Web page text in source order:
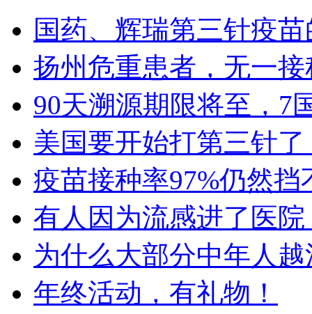
国药、辉瑞第三针疫
扬州危重患者，无一
90天溯源期限将至，7
美国要开始打第三针
疫苗接种率97%仍然
有人因为流感进了医
为什么大部分中年人
年终活动，有礼物！